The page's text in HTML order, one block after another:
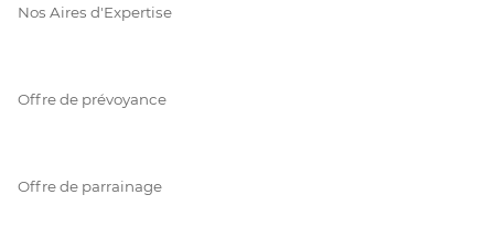
Nos Aires d'Expertise
Offre de prévoyance
Offre de parrainage